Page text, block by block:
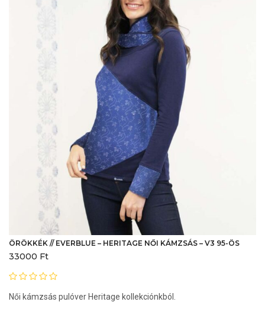
A
változatok
a
termékoldalon
választhatók
ÖRÖKKÉK // EVERBLUE – HERITAGE NŐI KÁMZSÁS – V3 95-ÖS
33000 Ft
Női kámzsás pulóver Heritage kollekciónkból.